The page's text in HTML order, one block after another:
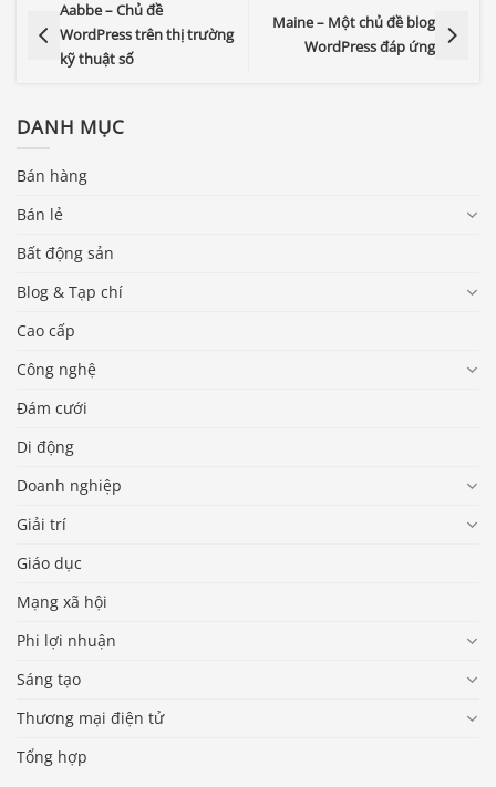
Aabbe – Chủ đề
WordPress trên thị trường
kỹ thuật số
Maine – Một chủ đề blog
WordPress đáp ứng
DANH MỤC
Bán hàng
Bán lẻ
Bất động sản
Blog & Tạp chí
Cao cấp
Công nghệ
Đám cưới
Di động
Doanh nghiệp
Giải trí
Giáo dục
Mạng xã hội
Phi lợi nhuận
Sáng tạo
Thương mại điện tử
Tổng hợp